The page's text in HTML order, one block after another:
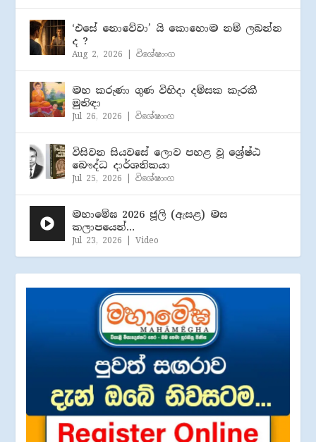
‘එසේ නොවේවා’ යි කොහොම නම් ලබන්න
ද ?
Aug 2, 2026 |විශේෂාංග
මහ කරුණා ගුණ විහිදා දම්සක කැරකී
මුනිඳා
Jul 26, 2026 |විශේෂාංග
විසිවන සියවසේ ලොව පහළ වූ ශ්‍රේෂ්ඨ
බෞද්ධ දාර්ශනිකයා
Jul 25, 2026 |විශේෂාංග
මහාමේඝ 2026 ජූලි (​ඇසළ) මස
කලාපයෙන්…
Jul 23, 2026 |Video